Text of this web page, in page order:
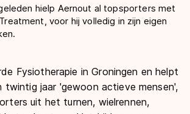
hielp Aernout al topsporters met
voor hij volledig in zijn eigen
Fysiotherapie in Groningen en helpt
twintig jaar 'gewoon actieve mensen',
uit het turnen, wielrennen,